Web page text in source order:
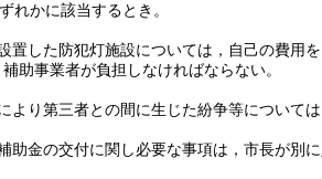
れかに該当するとき。
置した防犯灯施設については，自己の費用
助事業者が負担しなければならない。
より第三者との間に生じた紛争等について
助金の交付に関し必要な事項は，市長が別に